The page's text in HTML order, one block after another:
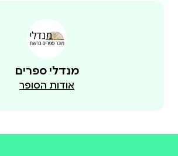
מנדלי ספרים
אודות הסופר